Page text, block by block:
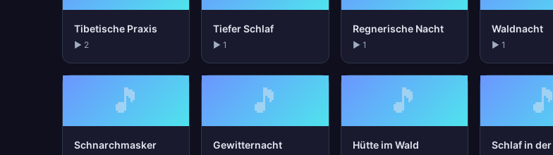
Tibetische Praxis
▶ 2
Tiefer Schlaf
▶ 1
Regnerische Nacht
▶ 1
Waldnacht
▶ 1
🎵
Schnarchmasker
🎵
Gewitternacht
🎵
Hütte im Wald
🎵